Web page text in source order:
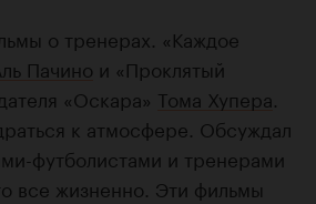
о тренерах. «Каждое
Пачино и «Проклятый
«Оскара» Тома Хупера
к атмосфере. Обсуждал
футболистами и тренерами
все жизненно. Эти фильмы